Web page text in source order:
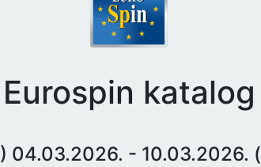
Eurospin katalog
) 04.03.2026. - 10.03.2026. (